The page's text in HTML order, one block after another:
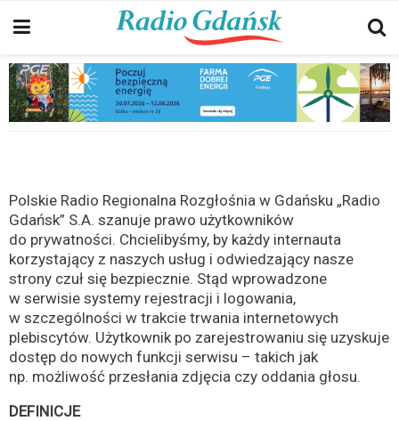
Polskie Radio Regionalna Rozgłośnia w Gdańsku „Radio
Gdańsk” S.A. szanuje prawo użytkowników
do prywatności. Chcielibyśmy, by każdy internauta
korzystający z naszych usług i odwiedzający nasze
strony czuł się bezpiecznie. Stąd wprowadzone
w serwisie systemy rejestracji i logowania,
w szczególności w trakcie trwania internetowych
plebiscytów. Użytkownik po zarejestrowaniu się uzyskuje
dostęp do nowych funkcji serwisu – takich jak
np. możliwość przesłania zdjęcia czy oddania głosu.
DEFINICJE